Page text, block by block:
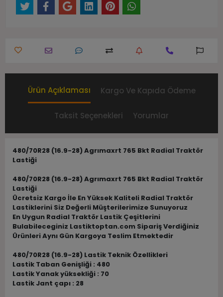
Ürün Açıklaması Kargo Ve Kapıda Ödeme
Taksit Seçenekleri Yorumlar
480/70R28 (16.9-28) Agrımaxrt 765 Bkt Radial Traktör
Lastiği
480/70R28 (16.9-28) Agrımaxrt 765 Bkt Radial Traktör
Lastiği
Ücretsiz Kargo İle En Yüksek Kaliteli Radial Traktör
Lastiklerini Siz Değerli Müşterilerimize Sunuyoruz
En Uygun Radial Traktör Lastik Çeşitlerini
Bulabileceginiz Lastiktoptan.com Sipariş Verdiğiniz
Ürünleri Aynı Gün Kargoya Teslim Etmektedir
480/70R28 (16.9-28) Lastik Teknik Özellikleri
Lastik Taban Genişliği : 480
Lastik Yanak yüksekliği : 70
Lastik Jant çapı : 28